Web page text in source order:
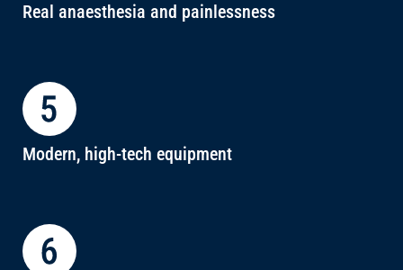
Real anaesthesia and painlessness
Modern, high-tech equipment